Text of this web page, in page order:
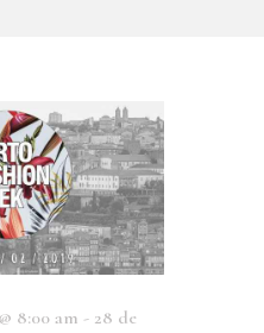
8:00 am - 28 de